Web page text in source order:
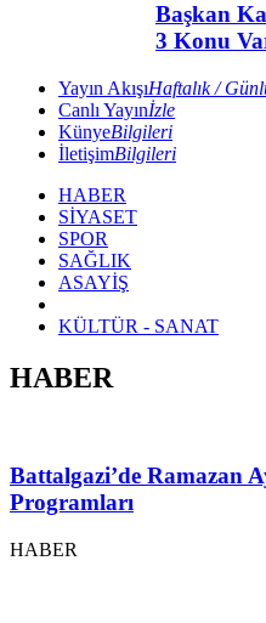
Başkan
3 Konu
Yayın AkışıHaftalık /
Canlı Yayınİzle
KünyeBilgileri
İletişimBilgileri
HABER
SİYASET
SPOR
SAĞLIK
ASAYİŞ
KÜLTÜR - SANAT
HABER
Battalgazi’de Ramazan
Programları
HABER